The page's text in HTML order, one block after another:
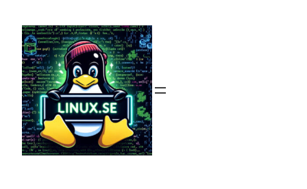
innehåll